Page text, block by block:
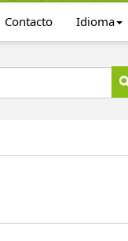
Contacto Idioma